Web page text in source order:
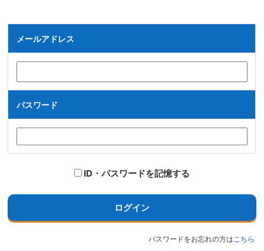
メールアドレス
パスワード
ID・パスワードを記憶する
ログイン
パスワードをお忘れの方はこちら